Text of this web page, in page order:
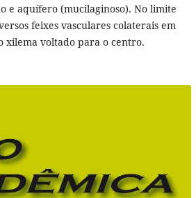
e aquífero (mucilaginoso). No limite
feixes vasculares colaterais em
xilema voltado para o centro.